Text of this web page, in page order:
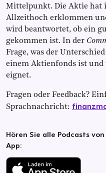
Mittelpunkt. Die Aktie hat
Allzeithoch erklommen
wird beantwortet, ob ein
gekommen ist. In der
Frage, was der
einem Aktienfonds ist und
eignet.
Fragen oder Feedback?
Sprachnachricht:
Hören Sie alle Podcasts
App: